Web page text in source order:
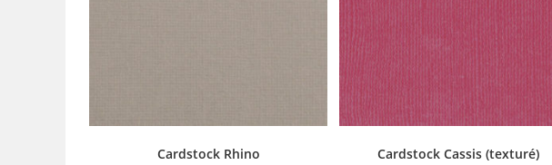
Cardstock Rhino Cardstock Cassis (texturé)